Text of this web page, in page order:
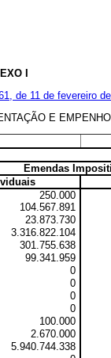
I
de 11 de fevereiro
E EMPENHO
Emendas
250.000
104.567.891
23.873.730
3.316.822.104
301.755.638
99.341.959
0
0
0
0
100.000
2.670.000
5.940.744.338